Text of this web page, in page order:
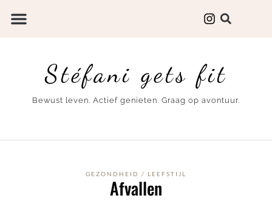
Stéfani gets fit
Bewust leven. Actief genieten. Graag op avontuur.
GEZONDHEID / LEEFSTIJL
Afvallen